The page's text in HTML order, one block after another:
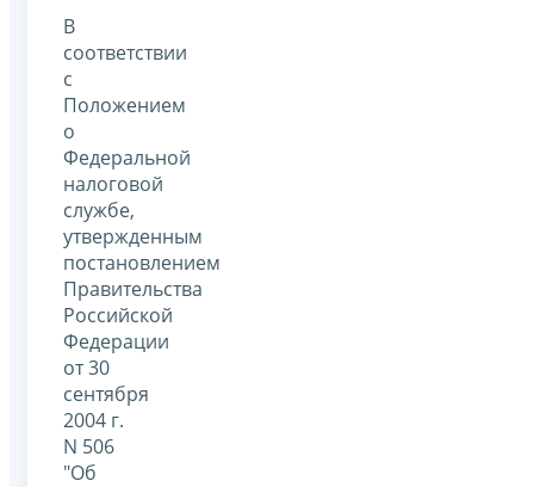
В
соответствии
с
Положением
о
Федеральной
налоговой
службе,
утвержденным
постановлением
Правительства
Российской
Федерации
от 30
сентября
2004 г.
N 506
"Об